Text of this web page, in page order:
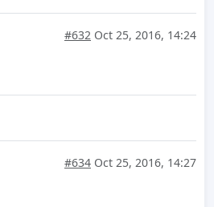
#632 Oct 25, 2016, 14:24
#634 Oct 25, 2016, 14:27